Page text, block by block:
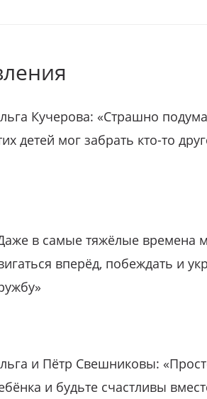
Кучерова: «Страшно
детей мог забрать кто-то
в самые тяжёлые времена
вперёд, побеждать и
и Пётр Свешниковы:
и будьте счастливы